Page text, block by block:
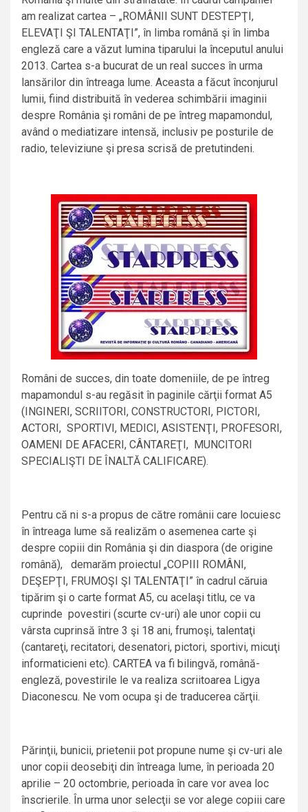
am realizat cartea – „ROMÂNII SUNT DESTEPŢI,
ELEVAŢI ŞI TALENTAŢI”, în limba română şi în limba
engleză care a văzut lumina tiparului la începutul anului
2013. Cartea s-a bucurat de un real succes în urma
lansărilor din întreaga lume. Aceasta a făcut înconjurul
lumii, fiind distribuită în vederea schimbării imaginii
despre România şi români de pe întreg mapamondul,
având o mediatizare intensă, inclusiv pe posturile de
radio, televiziune şi presa scrisă de pretutindeni.
Români de succes, din toate domeniile, de pe întreg
mapamondul s-au regăsit în paginile cărţii format A5
(INGINERI, SCRIITORI, CONSTRUCTORI, PICTORI,
ACTORI, SPORTIVI, MEDICI, ASISTENŢI, PROFESORI,
OAMENI DE AFACERI, CÂNTAREŢI, MUNCITORI
SPECIALIŞTI DE ÎNALTĂ CALIFICARE).
Pentru că ni s-a propus de către românii care locuiesc
în întreaga lume să realizăm o asemenea carte şi
despre copiii din România şi din diaspora (de origine
română), demarăm proiectul „COPIII ROMÂNI,
DEŞEPŢI, FRUMOŞI ŞI TALENTAŢI” în cadrul căruia
tipărim şi o carte format A5, cu acelaşi titlu, ce va
cuprinde povestiri (scurte cv-uri) ale unor copii cu
vârsta cuprinsă între 3 şi 18 ani, frumoşi, talentaţi
(cantareţi, recitatori, desenatori, pictori, sportivi, micuţi
informaticieni etc). CARTEA va fi bilingvă, română-
engleză, povestirile le va realiza scriitoarea Ligya
Diaconescu. Ne vom ocupa şi de traducerea cărţii.
Părinţii, bunicii, prietenii pot propune nume şi cv-uri ale
unor copii deosebiţi din întreaga lume, în perioada 20
aprilie – 20 octombrie, perioada în care vor avea loc
înscrierile. În urma unor selecţii se vor alege copiii care